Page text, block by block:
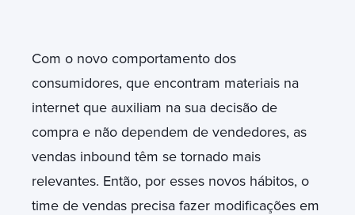
Com o novo comportamento dos
consumidores, que encontram materiais na
internet que auxiliam na sua decisão de
compra e não dependem de vendedores, as
vendas inbound têm se tornado mais
relevantes. Então, por esses novos hábitos, o
time de vendas precisa fazer modificações em